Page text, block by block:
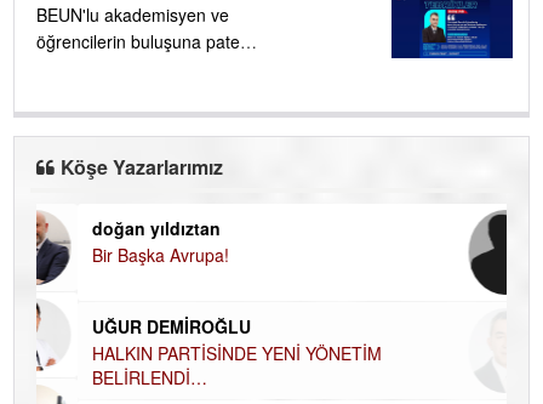
BEUN'lu akademisyen ve
öğrencilerin buluşuna patent
Köşe Yazarlarımız
doğan yıldıztan
Bir Başka Avrupa!
UĞUR DEMİROĞLU
HALKIN PARTİSİNDE YENİ YÖNETİM
BELİRLENDİ…